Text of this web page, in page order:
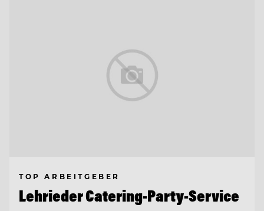
TOP ARBEITGEBER
Lehrieder Catering-Party-Service